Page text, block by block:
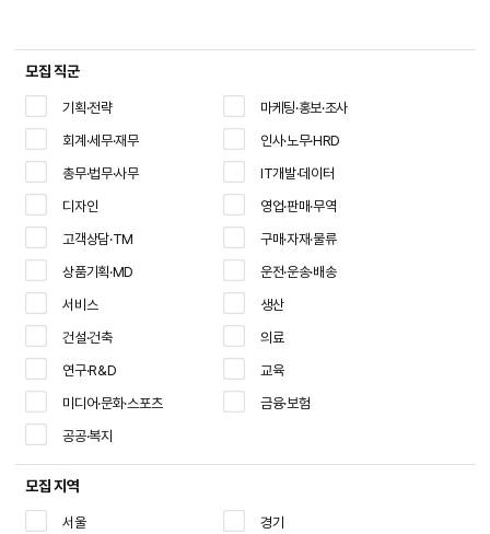
모집 직군
기획·전략
마케팅·홍보·조사
회계·세무·재무
인사·노무·HRD
총무·법무·사무
IT개발·데이터
디자인
영업·판매·무역
고객상담·TM
구매·자재·물류
상품기획·MD
운전·운송·배송
서비스
생산
건설·건축
의료
연구·R&D
교육
미디어·문화·스포츠
금융·보험
공공·복지
모집 지역
서울
경기